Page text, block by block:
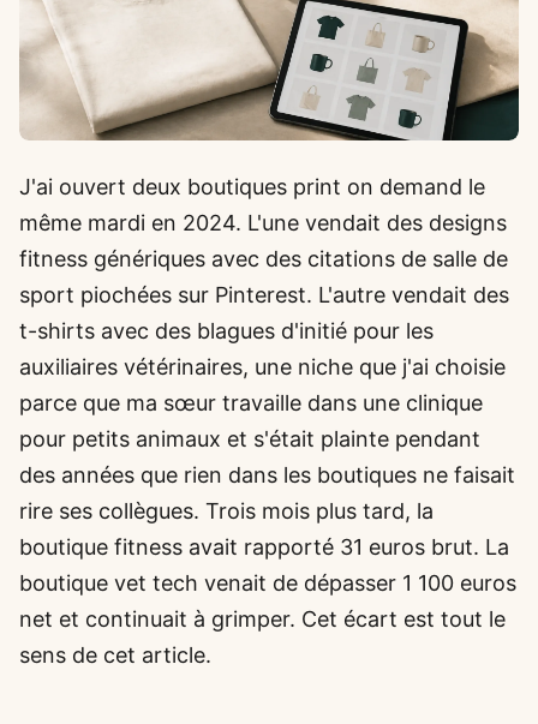
J'ai ouvert deux boutiques print on demand le
même mardi en 2024. L'une vendait des designs
fitness génériques avec des citations de salle de
sport piochées sur Pinterest. L'autre vendait des
t-shirts avec des blagues d'initié pour les
auxiliaires vétérinaires, une niche que j'ai choisie
parce que ma sœur travaille dans une clinique
pour petits animaux et s'était plainte pendant
des années que rien dans les boutiques ne faisait
rire ses collègues. Trois mois plus tard, la
boutique fitness avait rapporté 31 euros brut. La
boutique vet tech venait de dépasser 1 100 euros
net et continuait à grimper. Cet écart est tout le
sens de cet article.